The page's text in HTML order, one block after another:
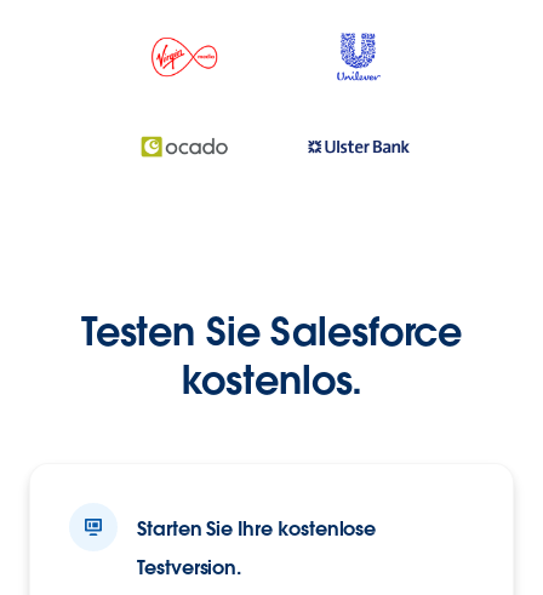
Testen Sie Salesforce
kostenlos.
Starten Sie Ihre kostenlose
Testversion.